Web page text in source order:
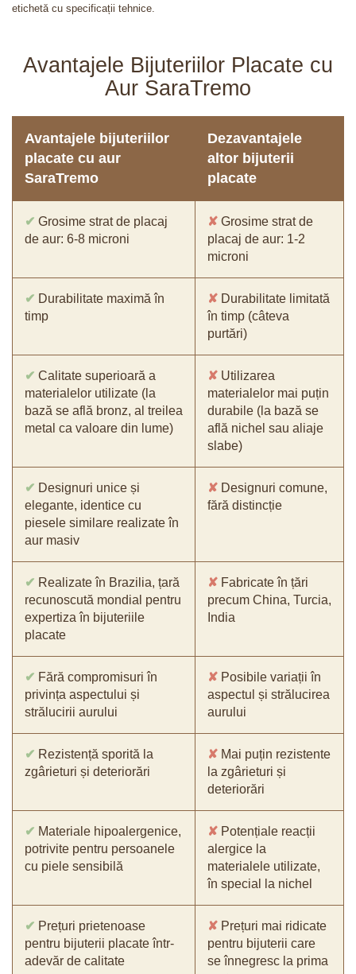
etichetă cu specificații tehnice.
Avantajele Bijuteriilor Placate cu
Aur SaraTremo
Avantajele bijuteriilor
placate cu aur
SaraTremo
Dezavantajele
altor bijuterii
placate
✔ Grosime strat de placaj
de aur: 6-8 microni
✘ Grosime strat de
placaj de aur: 1-2
microni
✔ Durabilitate maximă în
timp
✘ Durabilitate limitată
în timp (câteva
purtări)
✔ Calitate superioară a
materialelor utilizate (la
bază se află bronz, al treilea
metal ca valoare din lume)
✘ Utilizarea
materialelor mai puțin
durabile (la bază se
află nichel sau aliaje
slabe)
✔ Designuri unice și
elegante, identice cu
piesele similare realizate în
aur masiv
✘ Designuri comune,
fără distincție
✔ Realizate în Brazilia, țară
recunoscută mondial pentru
expertiza în bijuteriile
placate
✘ Fabricate în țări
precum China, Turcia,
India
✔ Fără compromisuri în
privința aspectului și
strălucirii aurului
✘ Posibile variații în
aspectul și strălucirea
aurului
✔ Rezistență sporită la
zgârieturi și deteriorări
✘ Mai puțin rezistente
la zgârieturi și
deteriorări
✔ Materiale hipoalergenice,
potrivite pentru persoanele
cu piele sensibilă
✘ Potențiale reacții
alergice la
materialele utilizate,
în special la nichel
✔ Prețuri prietenoase
pentru bijuterii placate într-
adevăr de calitate
✘ Prețuri mai ridicate
pentru bijuterii care
se înnegresc la prima